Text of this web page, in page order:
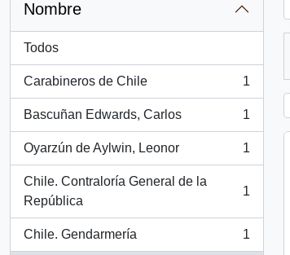
Nombre
Todos
Carabineros de Chile
, 1 resultados
1
Bascuñan Edwards, Carlos
, 1 resultados
1
Oyarzún de Aylwin, Leonor
, 1 resultados
1
Chile. Contraloría General de la
República
, 1 resultados
1
Chile. Gendarmería
, 1 resultados
1